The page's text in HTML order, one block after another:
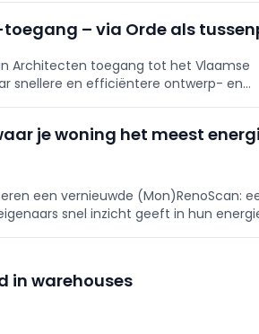
– via Orde als
Architecten toegang tot het Vlaamse
snellere en efficiëntere ontwerp- en
je woning het meest
een vernieuwde (Mon)RenoScan:
snel inzicht geeft in hun
in warehouses